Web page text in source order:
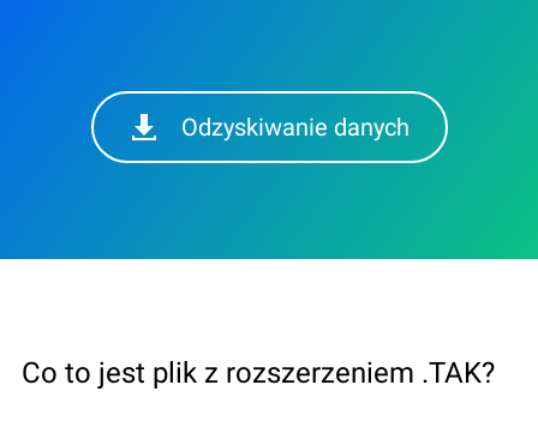
Odzyskiwanie danych
Co to jest plik z rozszerzeniem .TAK?